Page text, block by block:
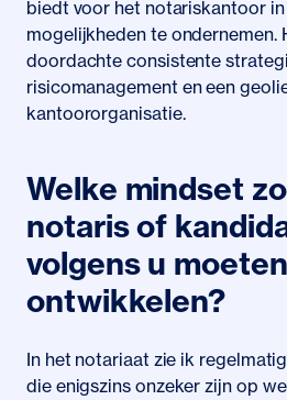
biedt voor het notariskantoor
mogelijkheden te ondernemen.
doordachte consistente
risicomanagement en een
kantoororganisatie.
Welke mindset
notaris of
volgens u moeten
ontwikkelen?
In het notariaat zie ik
die enigszins onzeker zijn op